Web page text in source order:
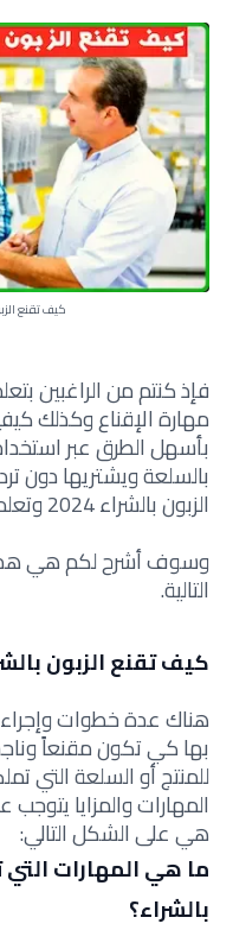
كيف تقنع
فإذ كنتم من الراغبين
مهارة الإقناعوكذلك
بأسهل الطرقعبر
بالسلعة ويشتريها دون
الزبون بالشراء 2024 وتعلم
وسوف أشرح لكم هي
التالية.
كيف تقنع الزبون
هناك عدة خطوات
بها كي تكون مقنعاً
للمنتج أو السلعة التي
المهارات والمزايا
هي على الشكل التالي:
ما هي المهارات التي
بالشراء؟